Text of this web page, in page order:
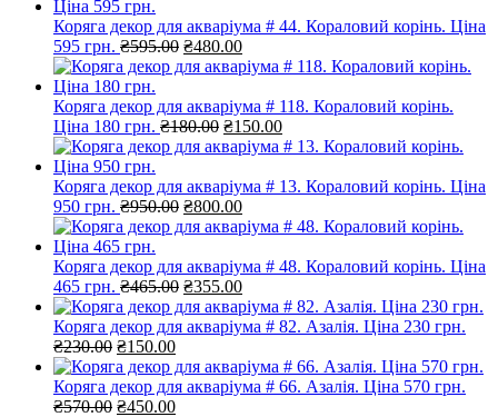
Коряга декор для акваріума # 44. Кораловий корінь. Ціна
595 грн. ₴595.00 Оригінальна
ціна:
₴480.00Поточна
ціна:
Коряга декор для акваріума # 118. Кораловий корінь.
Ціна 180 грн. ₴180.00 Оригінальна
ціна:
₴150.00Поточна
ціна:
Коряга декор для акваріума # 13. Кораловий корінь. Ціна
950 грн. ₴950.00 Оригінальна
ціна:
₴800.00Поточна
ціна:
Коряга декор для акваріума # 48. Кораловий корінь. Ціна
465 грн. ₴465.00 Оригінальна
ціна:
₴465.00.
₴355.00Поточна
ціна:
₴355.00.
Коряга декор для акваріума # 82. Азалія. Ціна 230 грн.
₴230.00 Оригінальна
ціна:
₴230.00.
₴150.00Поточна
ціна:
₴150.00.
Коряга декор для акваріума # 66. Азалія. Ціна 570 грн.
₴570.00 Оригінальна
₴450.00Поточна